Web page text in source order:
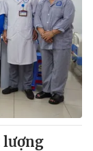
lượng